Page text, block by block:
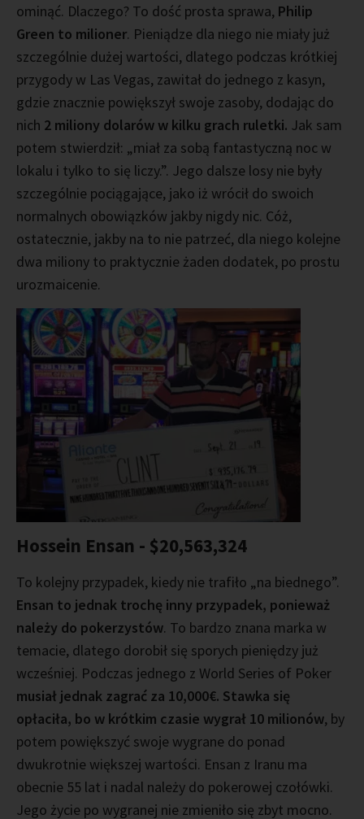
ominąć. Dlaczego? To dość prosta sprawa, Philip
Green to milioner. Pieniądze dla niego nie miały już
szczególnie dużej wartości, dlatego podczas krótkiej
przygody w Las Vegas, zawitał do jednego z kasyn,
gdzie znacznie powiększył swoje zasoby, dodając do
nich 2 miliony dolarów w kilku grach ruletki. Jak sam
potem stwierdził: „miał za sobą fantastyczną noc w
lokalu i tylko to się liczy.”. Jego dalsze losy nie były
szczególnie pociągające, jako iż wrócił do swoich
normalnych obowiązków jakby nigdy nic. Cóż,
ostatecznie, jakby na to nie patrzeć, dla niego kolejne
dwa miliony to praktycznie żaden dodatek, po prostu
urozmaicenie.
Hossein Ensan - $20,563,324
To kolejny przypadek, kiedy nie trafiło „na biednego”.
Ensan to jednak trochę inny przypadek, ponieważ
należy do pokerzystów. To bardzo znana marka w
temacie, dlatego dorobił się sporych pieniędzy już
wcześniej. Podczas jednego z World Series of Poker
musiał jednak zagrać za 10,000€. Stawka się
opłaciła, bo w krótkim czasie wygrał 10 milionów, by
potem powiększyć swoje wygrane do ponad
dwukrotnie większej wartości. Ensan z Iranu ma
obecnie 55 lat i nadal należy do pokerowej czołówki.
Jego życie po wygranej nie zmieniło się zbyt mocno.